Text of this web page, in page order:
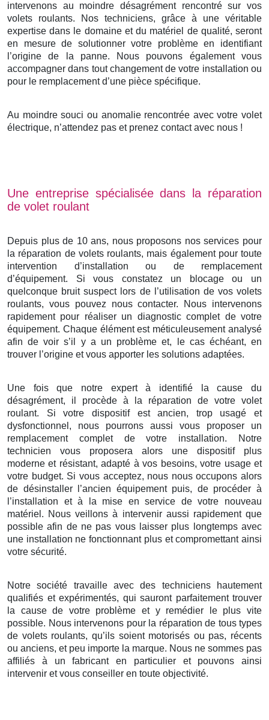
intervenons au moindre désagrément rencontré sur vos
volets roulants. Nos techniciens, grâce à une véritable
expertise dans le domaine et du matériel de qualité, seront
en mesure de solutionner votre problème en identifiant
l’origine de la panne. Nous pouvons également vous
accompagner dans tout changement de votre installation ou
pour le remplacement d’une pièce spécifique.
Au moindre souci ou anomalie rencontrée avec votre volet
électrique, n’attendez pas et prenez contact avec nous !
Une entreprise spécialisée dans la réparation
de volet roulant
Depuis plus de 10 ans, nous proposons nos services pour
la réparation de volets roulants, mais également pour toute
intervention d’installation ou de remplacement
d’équipement. Si vous constatez un blocage ou un
quelconque bruit suspect lors de l’utilisation de vos volets
roulants, vous pouvez nous contacter. Nous intervenons
rapidement pour réaliser un diagnostic complet de votre
équipement. Chaque élément est méticuleusement analysé
afin de voir s’il y a un problème et, le cas échéant, en
trouver l’origine et vous apporter les solutions adaptées.
Une fois que notre expert à identifié la cause du
désagrément, il procède à la réparation de votre volet
roulant. Si votre dispositif est ancien, trop usagé et
dysfonctionnel, nous pourrons aussi vous proposer un
remplacement complet de votre installation. Notre
technicien vous proposera alors une dispositif plus
moderne et résistant, adapté à vos besoins, votre usage et
votre budget. Si vous acceptez, nous nous occupons alors
de désinstaller l’ancien équipement puis, de procéder à
l’installation et à la mise en service de votre nouveau
matériel. Nous veillons à intervenir aussi rapidement que
possible afin de ne pas vous laisser plus longtemps avec
une installation ne fonctionnant plus et compromettant ainsi
votre sécurité.
Notre société travaille avec des techniciens hautement
qualifiés et expérimentés, qui sauront parfaitement trouver
la cause de votre problème et y remédier le plus vite
possible. Nous intervenons pour la réparation de tous types
de volets roulants, qu’ils soient motorisés ou pas, récents
ou anciens, et peu importe la marque. Nous ne sommes pas
affiliés à un fabricant en particulier et pouvons ainsi
intervenir et vous conseiller en toute objectivité.